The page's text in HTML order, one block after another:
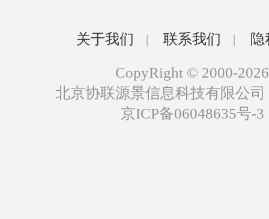
关于我们 | 联系我们 |
CopyRight © 2000-2026
北京协联源景信息科技有限公
京ICP备06048635号-3